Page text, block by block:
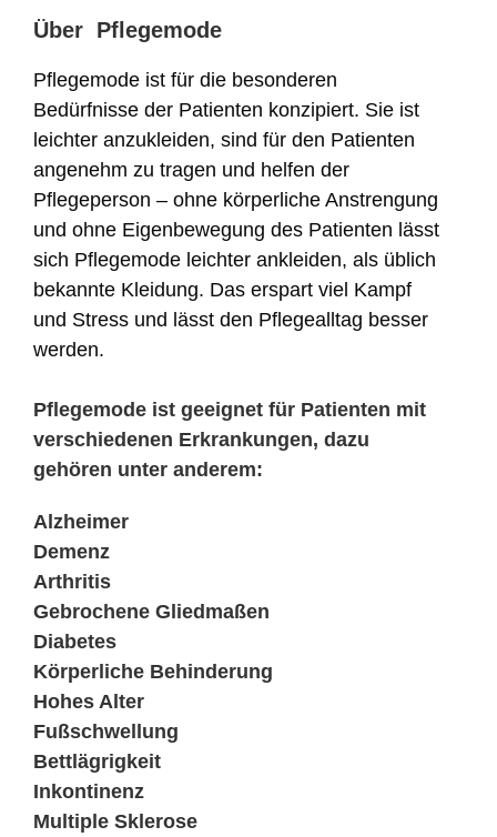
Über Pflegemode
Pflegemode ist für die besonderen
Bedürfnisse der Patienten konzipiert. Sie ist
leichter anzukleiden, sind für den Patienten
angenehm zu tragen und helfen der
Pflegeperson – ohne körperliche Anstrengung
und ohne Eigenbewegung des Patienten lässt
sich Pflegemode leichter ankleiden, als üblich
bekannte Kleidung. Das erspart viel Kampf
und Stress und lässt den Pflegealltag besser
werden.
Pflegemode ist geeignet für Patienten mit
verschiedenen Erkrankungen, dazu
gehören unter anderem:
Alzheimer
Demenz
Arthritis
Gebrochene Gliedmaßen
Diabetes
Körperliche Behinderung
Hohes Alter
Fußschwellung
Bettlägrigkeit
Inkontinenz
Multiple Sklerose